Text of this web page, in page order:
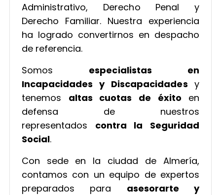
Administrativo, Derecho Penal y
Derecho Familiar. Nuestra experiencia
ha logrado convertirnos en despacho
de referencia.
Somos especialistas en
Incapacidades y Discapacidades y
tenemos altas cuotas de éxito en
defensa de nuestros
representados contra la Seguridad
Social.
Con sede en la ciudad de Almería,
contamos con un equipo de expertos
preparados para asesorarte y